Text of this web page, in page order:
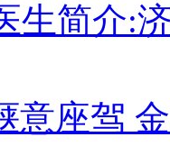
生简介:
意座驾